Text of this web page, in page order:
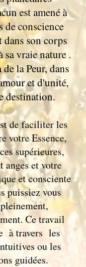
est amené à
de conscience
dans son corps
sa vraie nature .
la Peur, dans
et d'unité,
destination.
de faciliter les
votre Essence,
supérieures,
anges et votre
et consciente
puissiez vous
Ce travail
à travers les
ou les
guidées.